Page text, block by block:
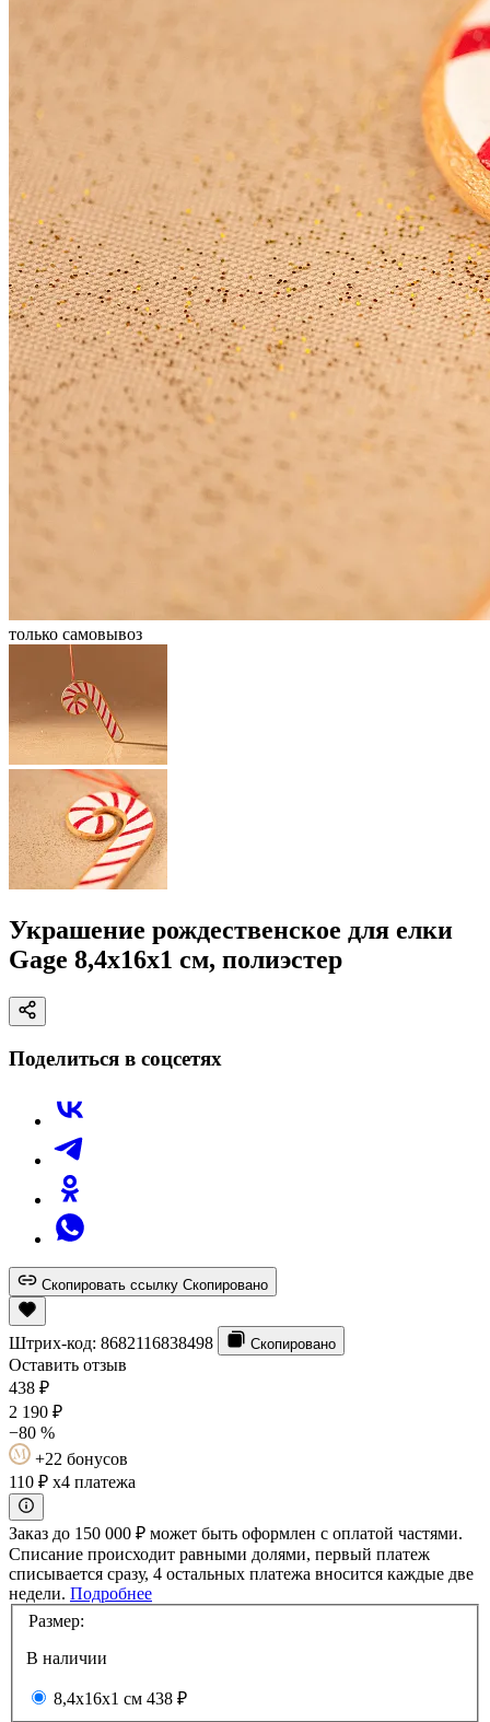
только самовывоз
Украшение рождественское для елки
Gage 8,4x16x1 см, полиэстер
Поделиться в соцсетях
Скопировать ссылку Скопировано
Штрих-код: 8682116838498 Скопировано
Оставить отзыв
438 ₽
2 190 ₽
−80 %
+22 бонусов
110 ₽ x4 платежа
Заказ до 150 000 ₽ может быть оформлен с оплатой частями.
Списание происходит равными долями, первый платеж
списывается сразу, 4 остальных платежа вносится каждые две
недели. Подробнее
Размер:
В наличии
8,4x16x1 см 438 ₽